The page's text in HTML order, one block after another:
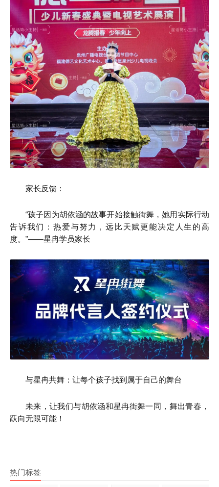
家长反馈：
“孩子因为胡依涵的故事开始接触街舞，她用实际行动
告诉我们：热爱与努力，远比天赋更能决定人生的高
度。”——星冉学员家长
与星冉共舞：让每个孩子找到属于自己的舞台
未来，让我们与胡依涵和星冉街舞一同，舞出青春，
跃向无限可能！
热门标签